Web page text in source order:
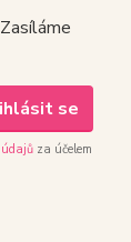
se
za účelem